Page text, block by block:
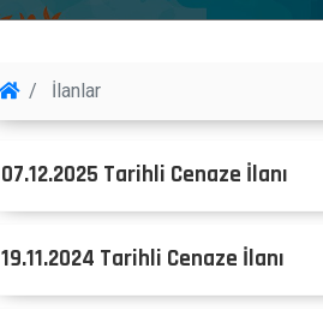
İlanlar
07.12.2025 Tarihli Cenaze İlanı
19.11.2024 Tarihli Cenaze İlanı